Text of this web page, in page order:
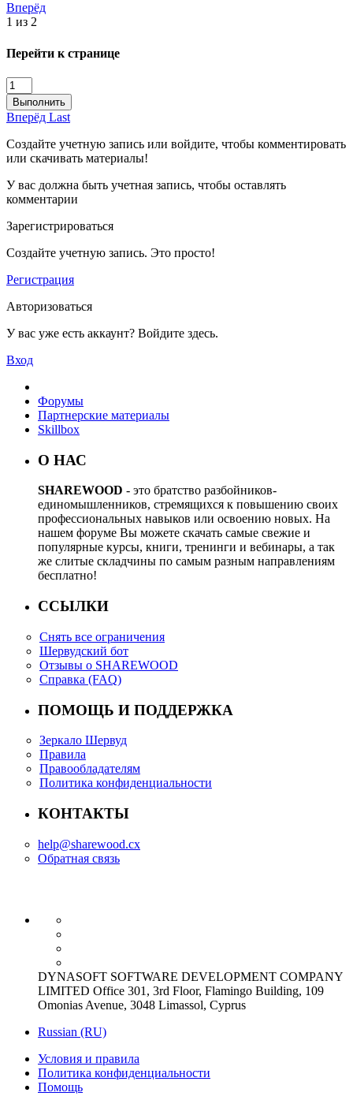
Вперёд
1 из 2
Перейти к странице
Выполнить
Вперёд Last
Создайте учетную запись или войдите, чтобы комментировать
или скачивать материалы!
У вас должна быть учетная запись, чтобы оставлять
комментарии
Зарегистрироваться
Создайте учетную запись. Это просто!
Регистрация
Авторизоваться
У вас уже есть аккаунт? Войдите здесь.
Вход
Форумы
Партнерские материалы
Skillbox
О НАС
SHAREWOOD - это братство разбойников-
единомышленников, стремящихся к повышению своих
профессиональных навыков или освоению новых. На
нашем форуме Вы можете скачать самые свежие и
популярные курсы, книги, тренинги и вебинары, а так
же слитые складчины по самым разным направлениям
бесплатно!
ССЫЛКИ
Снять все ограничения
Шервудский бот
Отзывы о SHAREWOOD
Справка (FAQ)
ПОМОЩЬ И ПОДДЕРЖКА
Зеркало Шервуд
Правила
Правообладателям
Политика конфиденциальности
КОНТАКТЫ
help@sharewood.cx
Обратная связь
DYNASOFT SOFTWARE DEVELOPMENT COMPANY
LIMITED Office 301, 3rd Floor, Flamingo Building, 109
Omonias Avenue, 3048 Limassol, Cyprus
Russian (RU)
Условия и правила
Политика конфиденциальности
Помощь